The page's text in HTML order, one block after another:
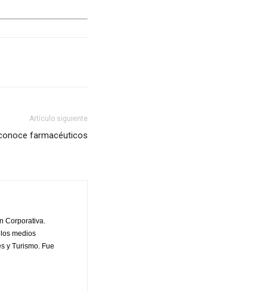
Artículo siguiente
farmacéuticos
Corporativa.
medios
y Turismo. Fue